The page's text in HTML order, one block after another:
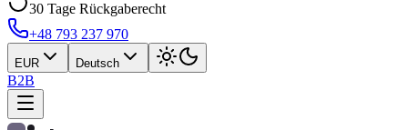
30 Tage Rückgaberecht
+48 793 237 970
EUR Deutsch
B2B